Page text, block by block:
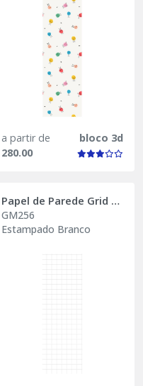
a partir de
280.00
bloco 3d
Papel de Parede Grid Reto
GM256
Estampado Branco